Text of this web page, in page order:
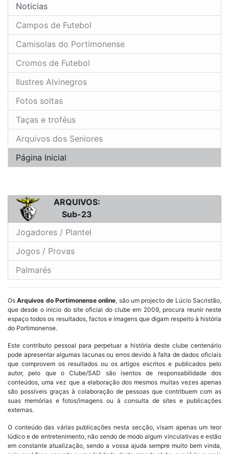
Noticias
Campos de Futebol
Camisolas do Portimonense
Cromos de Futebol
Ilustres Alvinegros
Fotos soltas
Taças e troféus
Arquivos dos Seniores
Página Inicial
ARQUIVOS:
Sub-23
Jogadores / Plantel
Jogos / Provas
Palmarés
OsArquivos do Portimonense online, são um projecto de Lúcio Sacristão,
que desde o inicio do site oficial do clube em 2009, procura reunir neste
espaço todos os resultados, factos e imagens que digam respeito à história
do Portimonense.
Este contributo pessoal para perpetuar a história deste clube centenário
pode apresentar algumas lacunas ou erros devido à falta de dados oficiais
que comprovem os resultados ou os artigos escritos e publicados pelo
autor, pelo que o Clube/SAD são isentos de responsabilidade dos
conteúdos, uma vez que a elaboração dos mesmos muitas vezes apenas
são possíveis graças à colaboração de pessoas que contribuem com as
suas memórias e fotos/imagens ou à consulta de sites e publicações
externas.
O conteúdo das várias publicações nesta secção, visam apenas um teor
lúdico e de entretenimento, não sendo de modo algum vinculativas e estão
em constante atualização, sendo a vossa ajuda sempre muito bem vinda,